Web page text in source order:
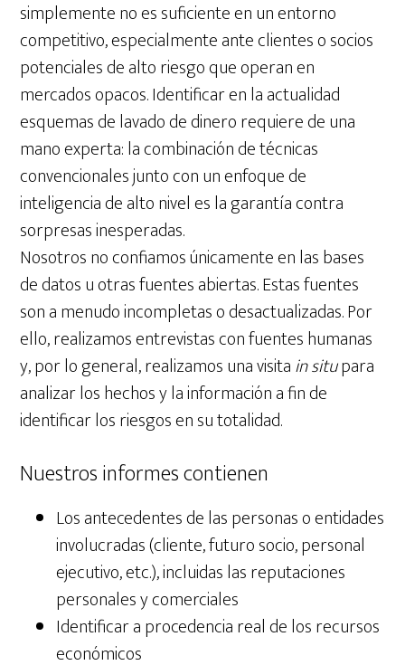
simplemente no es suficiente en un entorno
competitivo, especialmente ante clientes o socios
potenciales de alto riesgo que operan en
mercados opacos. Identificar en la actualidad
esquemas de lavado de dinero requiere de una
mano experta: la combinación de técnicas
convencionales junto con un enfoque de
inteligencia de alto nivel es la garantía contra
sorpresas inesperadas.
Nosotros no confiamos únicamente en las bases
de datos u otras fuentes abiertas. Estas fuentes
son a menudo incompletas o desactualizadas. Por
ello, realizamos entrevistas con fuentes humanas
y, por lo general, realizamos una visitain situpara
analizar los hechos y la información a fin de
identificar los riesgos en su totalidad.
Nuestros informes contienen
Los antecedentes de las personas o entidades
involucradas (cliente, futuro socio, personal
ejecutivo, etc.), incluidas las reputaciones
personales y comerciales
Identificar a procedencia real de los recursos
económicos